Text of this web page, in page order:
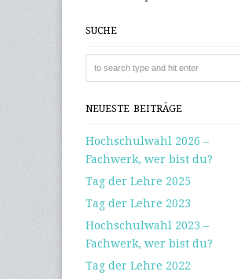
SUCHE
NEUESTE BEITRÄGE
Hochschulwahl 2026 –
Fachwerk, wer bist du?
Tag der Lehre 2025
Tag der Lehre 2023
Hochschulwahl 2023 –
Fachwerk, wer bist du?
Tag der Lehre 2022